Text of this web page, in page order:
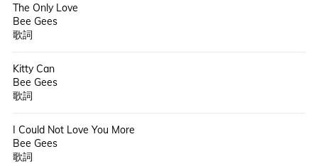
The Only Love
Bee Gees
歌詞
Kitty Can
Bee Gees
歌詞
I Could Not Love You More
Bee Gees
歌詞